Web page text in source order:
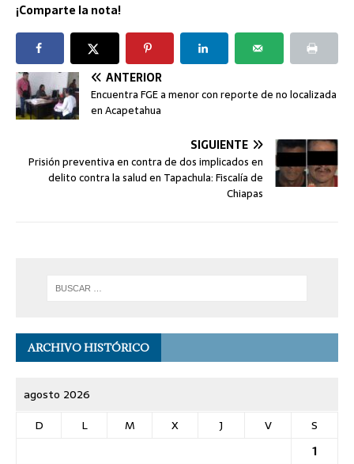
¡Comparte la nota!
ANTERIOR
Encuentra FGE a menor con reporte de no localizada
en Acapetahua
SIGUIENTE
Prisión preventiva en contra de dos implicados en
delito contra la salud en Tapachula: Fiscalía de
Chiapas
ARCHIVO HISTÓRICO
agosto 2026
D
L M X J V
S
1